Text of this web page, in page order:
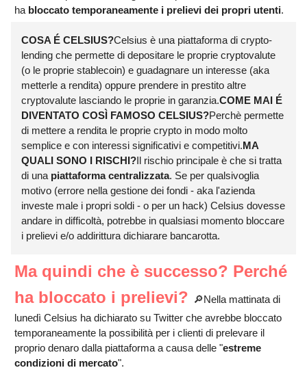
ha bloccato temporaneamente i prelievi dei propri utenti.
COSA É CELSIUS?Celsius è una piattaforma di crypto-
lending che permette di depositare le proprie cryptovalute
(o le proprie stablecoin) e guadagnare un interesse (aka
metterle a rendita) oppure prendere in prestito altre
cryptovalute lasciando le proprie in garanzia.COME MAI É
DIVENTATO COSÌ FAMOSO CELSIUS?Perchè permette
di mettere a rendita le proprie crypto in modo molto
semplice e con interessi significativi e competitivi.MA
QUALI SONO I RISCHI?Il rischio principale è che si tratta
di una piattaforma centralizzata. Se per qualsivoglia
motivo (errore nella gestione dei fondi - aka l'azienda
investe male i propri soldi - o per un hack) Celsius dovesse
andare in difficoltà, potrebbe in qualsiasi momento bloccare
i prelievi e/o addirittura dichiarare bancarotta.
Ma quindi che è successo? Perché
ha bloccato i prelievi? 🔎Nella mattinata di
lunedì Celsius ha dichiarato su Twitter che avrebbe bloccato
temporaneamente la possibilità per i clienti di prelevare il
proprio denaro dalla piattaforma a causa delle "estreme
condizioni di mercato".